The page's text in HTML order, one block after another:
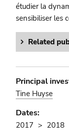
étudier la
sensibiliser les
Related
Principal
Tine Huyse
Dates:
2017 2018